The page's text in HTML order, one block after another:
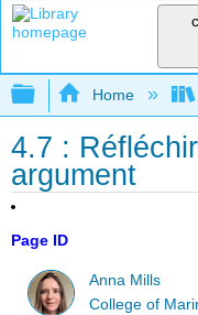
Expand/
Home
4.7 :
argument
Page ID
Anna Mills
College of